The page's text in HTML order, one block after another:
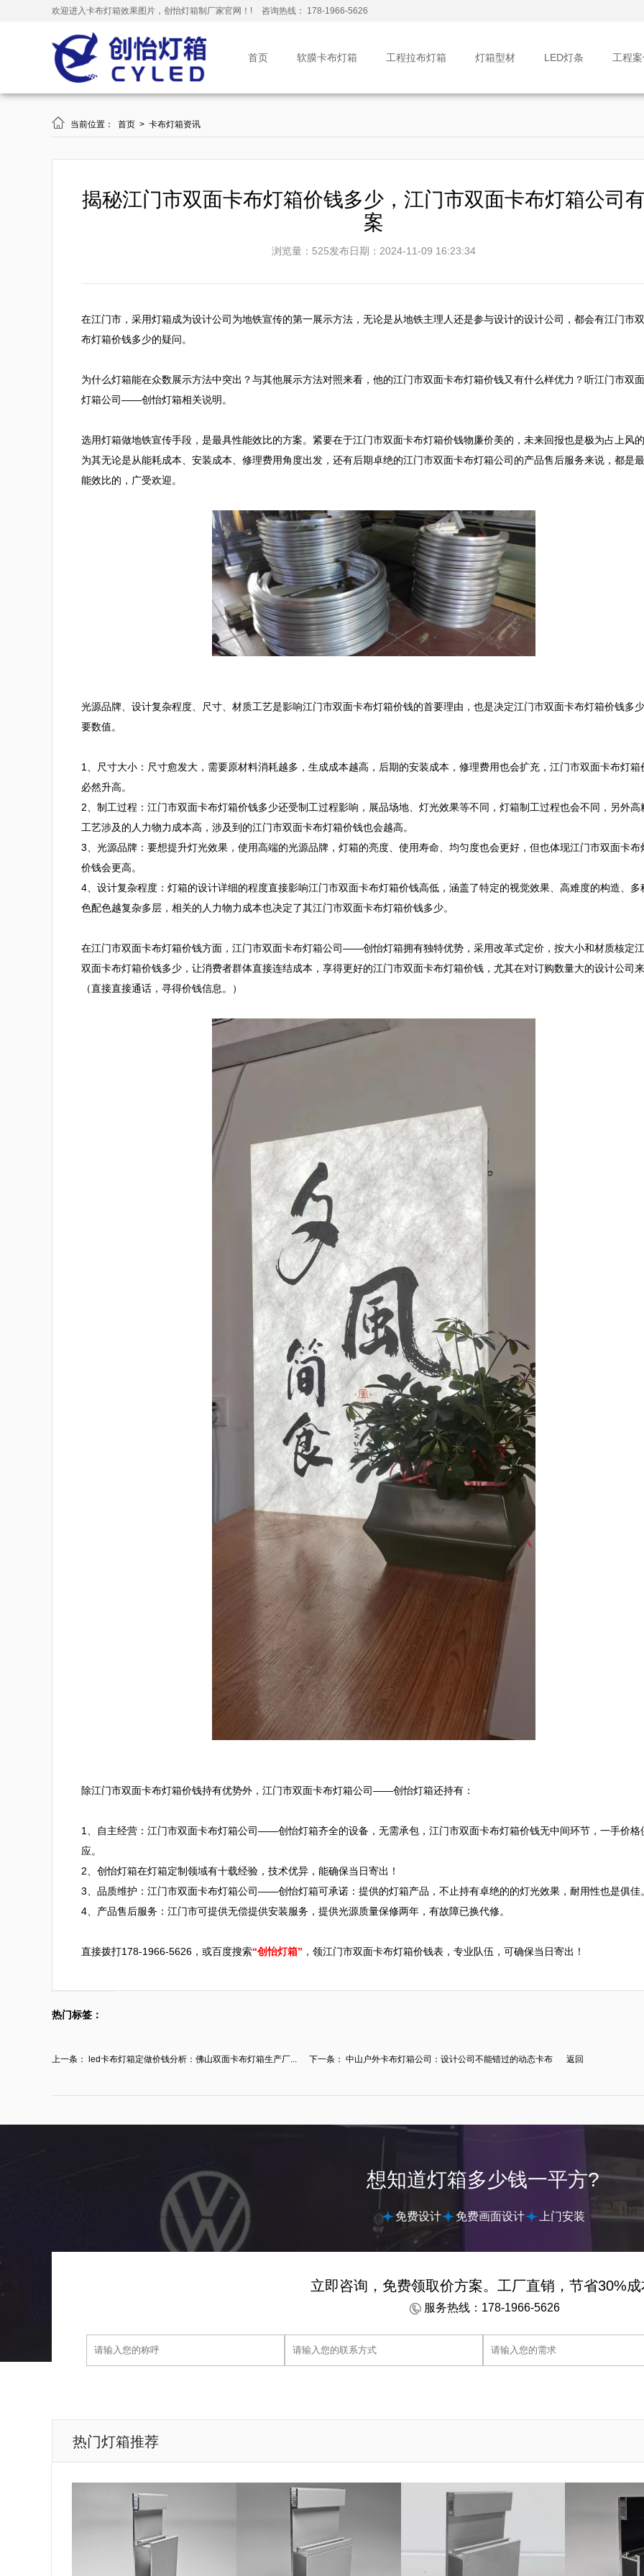
欢迎进入卡布灯箱效果图片，创怡灯箱制厂家官网！! 咨询热线： 178-1966-5626
首页 软膜卡布灯箱 工程拉布灯箱 灯箱型材 LED灯条 工程
 当前位置： 首页 > 卡布灯箱资讯
揭秘江门市双面卡布灯箱价钱多少，江门市双面卡布灯箱公司
案
浏览量：525发布日期：2024-11-09 16:23:34
在江门市，采用灯箱成为设计公司为地铁宣传的第一展示方法，无论是从地铁主理人还是参与设计的设计公司，都会有江门市
布灯箱价钱多少的疑问。
为什么灯箱能在众数展示方法中突出？与其他展示方法对照来看，他的江门市双面卡布灯箱价钱又有什么样优力？听江门市双
灯箱公司——创怡灯箱相关说明。
选用灯箱做地铁宣传手段，是最具性能效比的方案。紧要在于江门市双面卡布灯箱价钱物廉价美的，未来回报也是极为占上风
为其无论是从能耗成本、安装成本、修理费用角度出发，还有后期卓绝的江门市双面卡布灯箱公司的产品售后服务来说，都是
能效比的，广受欢迎。
光源品牌、设计复杂程度、尺寸、材质工艺是影响江门市双面卡布灯箱价钱的首要理由，也是决定江门市双面卡布灯箱价钱多
要数值。
1、尺寸大小：尺寸愈发大，需要原材料消耗越多，生成成本越高，后期的安装成本，修理费用也会扩充，江门市双面卡布灯箱
必然升高。
2、制工过程：江门市双面卡布灯箱价钱多少还受制工过程影响，展品场地、灯光效果等不同，灯箱制工过程也会不同，另外高
工艺涉及的人力物力成本高，涉及到的江门市双面卡布灯箱价钱也会越高。
3、光源品牌：要想提升灯光效果，使用高端的光源品牌，灯箱的亮度、使用寿命、均匀度也会更好，但也体现江门市双面卡布
价钱会更高。
4、设计复杂程度：灯箱的设计详细的程度直接影响江门市双面卡布灯箱价钱高低，涵盖了特定的视觉效果、高难度的构造、多
色配色越复杂多层，相关的人力物力成本也决定了其江门市双面卡布灯箱价钱多少。
在江门市双面卡布灯箱价钱方面，江门市双面卡布灯箱公司——创怡灯箱拥有独特优势，采用改革式定价，按大小和材质核定
双面卡布灯箱价钱多少，让消费者群体直接连结成本，享得更好的江门市双面卡布灯箱价钱，尤其在对订购数量大的设计公司
（直接直接通话，寻得价钱信息。）
除江门市双面卡布灯箱价钱持有优势外，江门市双面卡布灯箱公司——创怡灯箱还持有：
1、自主经营：江门市双面卡布灯箱公司——创怡灯箱齐全的设备，无需承包，江门市双面卡布灯箱价钱无中间环节，一手价格
应。
2、创怡灯箱在灯箱定制领域有十载经验，技术优异，能确保当日寄出！
3、品质维护：江门市双面卡布灯箱公司——创怡灯箱可承诺：提供的灯箱产品，不止持有卓绝的的灯光效果，耐用性也是俱佳
4、产品售后服务：江门市可提供无偿提供安装服务，提供光源质量保修两年，有故障已换代修。
直接拨打178-1966-5626，或百度搜索“创怡灯箱” ，领江门市双面卡布灯箱价钱表，专业队伍，可确保当日寄出！
热门标签：
上一条： led卡布灯箱定做价钱分析：佛山双面卡布灯箱生产厂... 下一条： 中山户外卡布灯箱公司：设计公司不能错过的动态卡布
返回
想知道灯箱多少钱一平方?
免费设计 免费画面设计 上门安装
立即咨询，免费领取价方案。工厂直销，节省30%成
服务热线：178-1966-5626
热门灯箱推荐